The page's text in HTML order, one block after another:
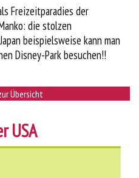
Freizeitparadies der
die stolzen
beispielsweise kann man
Disney-Park besuchen!!
Übersicht
USA